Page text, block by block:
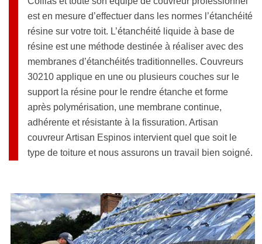
est en mesure d’effectuer dans les normes l’étanchéité
résine sur votre toit. L’étanchéité liquide à base de
résine est une méthode destinée à réaliser avec des
membranes d’étanchéités traditionnelles. Couvreurs
30210 applique en une ou plusieurs couches sur le
support la résine pour le rendre étanche et forme
après polymérisation, une membrane continue,
adhérente et résistante à la fissuration. Artisan
couvreur Artisan Espinos intervient quel que soit le
type de toiture et nous assurons un travail bien soigné.